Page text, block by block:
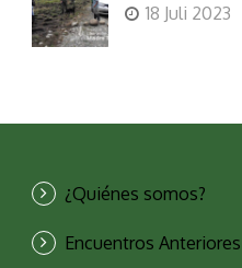
18 Juli 2023
¿Quiénes somos?
Encuentros Anteriores